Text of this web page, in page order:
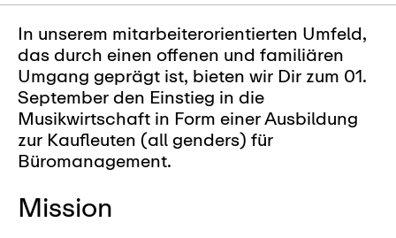
In unserem mitarbeiterorientierten Umfeld,
das durch einen offenen und familiären
Umgang geprägt ist, bieten wir Dir zum 01.
September den Einstieg in die
Musikwirtschaft in Form einer Ausbildung
zur Kaufleuten (all genders) für
Büromanagement.
Mission